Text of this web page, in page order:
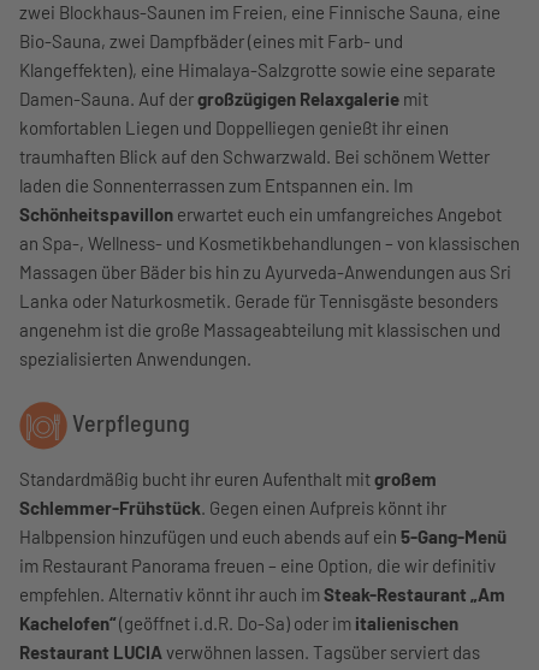
zwei Blockhaus-Saunen im Freien, eine Finnische Sauna, eine
Bio-Sauna, zwei Dampfbäder (eines mit Farb- und
Klangeffekten), eine Himalaya-Salzgrotte sowie eine separate
Damen-Sauna. Auf dergroßzügigen Relaxgalerie mit
komfortablen Liegen und Doppelliegen genießt ihr einen
traumhaften Blick auf den Schwarzwald. Bei schönem Wetter
laden die Sonnenterrassen zum Entspannen ein. Im
Schönheitspavillon erwartet euch ein umfangreiches Angebot
an Spa-, Wellness- und Kosmetikbehandlungen – von klassischen
Massagen über Bäder bis hin zu Ayurveda-Anwendungen aus Sri
Lanka oder Naturkosmetik. Gerade für Tennisgäste besonders
angenehm ist die große Massageabteilung mit klassischen und
spezialisierten Anwendungen.
Verpflegung
Standardmäßig bucht ihr euren Aufenthalt mitgroßem
Schlemmer-Frühstück. Gegen einen Aufpreis könnt ihr
Halbpension hinzufügen und euch abends auf ein 5-Gang-Menü
im Restaurant Panorama freuen – eine Option, die wir definitiv
empfehlen. Alternativ könnt ihr auch imSteak-Restaurant „Am
Kachelofen“(geöffnet i.d.R. Do-Sa) oder im italienischen
Restaurant LUCIA verwöhnen lassen. Tagsüber serviert das